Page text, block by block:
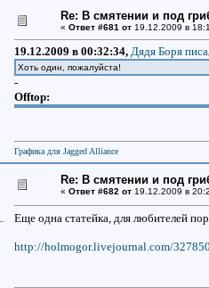
Re: В смятении и под
« Ответ #681 от19.12.2009 в
19.12.2009 в 00:32:34, Дядя Боря
Хоть один, пожалуйста!
-
Offtop:
Графика для Jagged Alliance
Re: В смятении и под
« Ответ #682 от19.12.2009 в
Еще одна статейка, для любителей
http://holmogor.livejournal.com/